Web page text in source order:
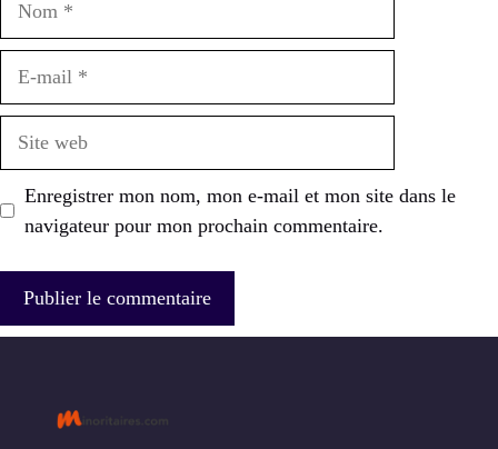
Enregistrer mon nom, mon e-mail et mon site dans le
navigateur pour mon prochain commentaire.